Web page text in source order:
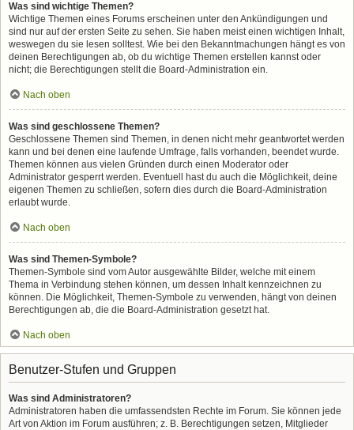
Was sind wichtige Themen?
Wichtige Themen eines Forums erscheinen unter den Ankündigungen und
sind nur auf der ersten Seite zu sehen. Sie haben meist einen wichtigen Inhalt,
weswegen du sie lesen solltest. Wie bei den Bekanntmachungen hängt es von
deinen Berechtigungen ab, ob du wichtige Themen erstellen kannst oder
nicht; die Berechtigungen stellt die Board-Administration ein.
Nach oben
Was sind geschlossene Themen?
Geschlossene Themen sind Themen, in denen nicht mehr geantwortet werden
kann und bei denen eine laufende Umfrage, falls vorhanden, beendet wurde.
Themen können aus vielen Gründen durch einen Moderator oder
Administrator gesperrt werden. Eventuell hast du auch die Möglichkeit, deine
eigenen Themen zu schließen, sofern dies durch die Board-Administration
erlaubt wurde.
Nach oben
Was sind Themen-Symbole?
Themen-Symbole sind vom Autor ausgewählte Bilder, welche mit einem
Thema in Verbindung stehen können, um dessen Inhalt kennzeichnen zu
können. Die Möglichkeit, Themen-Symbole zu verwenden, hängt von deinen
Berechtigungen ab, die die Board-Administration gesetzt hat.
Nach oben
Benutzer-Stufen und Gruppen
Was sind Administratoren?
Administratoren haben die umfassendsten Rechte im Forum. Sie können jede
Art von Aktion im Forum ausführen; z. B. Berechtigungen setzen, Mitglieder